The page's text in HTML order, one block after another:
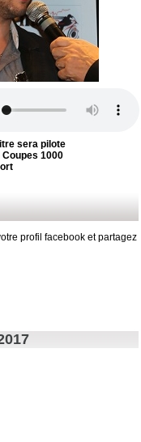
sera pilote
1000
profil facebook et partagez